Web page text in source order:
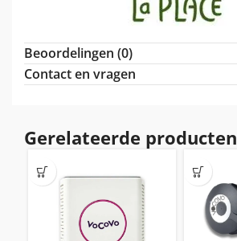
Beoordelingen (0)
Contact en vragen
Gerelateerde producten